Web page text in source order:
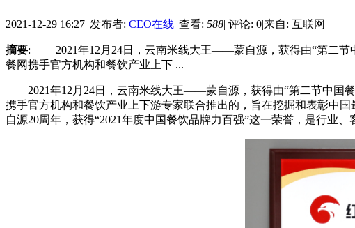
2021-12-29 16:27| 发布者: CEO在线| 查看: 588| 评论: 0|来自: 互联网
摘要: 2021年12月24日，云南米线大王——蒙自源，获得由“第二节中
餐网携手官方机构和餐饮产业上下 ...
2021年12月24日，云南米线大王——蒙自源，获得由“第二节中国餐
携手官方机构和餐饮产业上下游专家联合推出的，旨在挖掘和表彰中
自源20周年，获得“2021年度中国餐饮品牌力百强”这一荣誉，是行业